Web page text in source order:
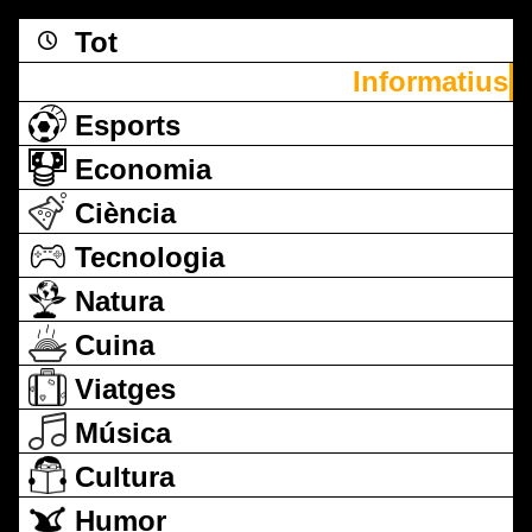
Tot
Informatius
Esports
Economia
Ciència
Tecnologia
Natura
Cuina
Viatges
Música
Cultura
Humor